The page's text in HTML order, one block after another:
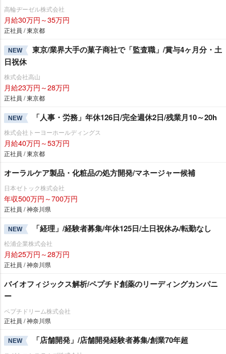
高輪ヂーゼル株式会社
月給30万円～35万円
正社員 / 東京都
NEW
東京/業界大手の菓子商社で「監査職」/賞与4ヶ月分・土
日祝休
株式会社高山
月給23万円～28万円
正社員 / 東京都
NEW 「人事・労務」年休126日/完全週休2日/残業月10～20h
株式会社トーヨーホールディングス
月給40万円～53万円
正社員 / 東京都
オーラルケア製品・化粧品の処方開発/マネージャー候補
日本ゼトック株式会社
年収500万円～700万円
正社員 / 神奈川県
NEW 「経理」/経験者募集/年休125日/土日祝休み/転勤なし
松浦企業株式会社
月給25万円～28万円
正社員 / 神奈川県
バイオフィジックス解析/ペプチド創薬のリーディングカンパニ
ー
ペプチドリーム株式会社
正社員 / 神奈川県
NEW 「店舗開発」/店舗開発経験者募集/創業70年超